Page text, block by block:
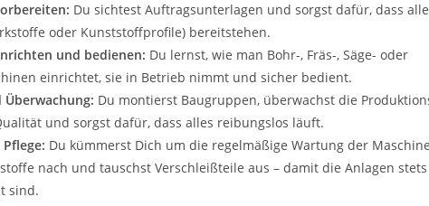
Du sichtest Auftragsunterlagen und sorgst dafür, dass
oder Kunststoffprofile) bereitstehen.
und bedienen: Du lernst, wie man Bohr-, Fräs-, Säge- oder
einrichtet, sie in Betrieb nimmt und sicher bedient.
Du montierst Baugruppen, überwachst die
und sorgst dafür, dass alles reibungslos läuft.
Du kümmerst Dich um die regelmäßige Wartung der
nach und tauschst Verschleißteile aus – damit die Anlagen stets
sind.